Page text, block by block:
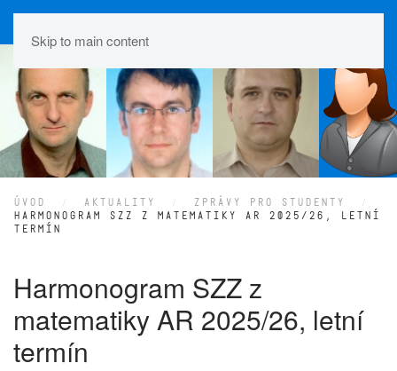
Skip to main content
ÚVOD AKTUALITY
ZPRÁVY PRO STUDENTY
HARMONOGRAM SZZ Z MATEMATIKY AR 2025/26, LETNÍ
TERMÍN
Harmonogram SZZ z
matematiky AR 2025/26, letní
termín